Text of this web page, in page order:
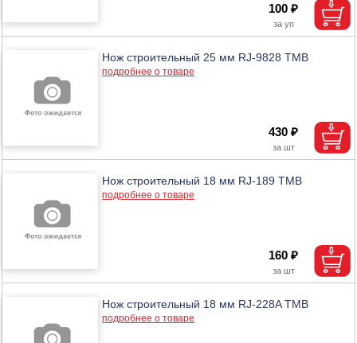
100 ₽
Нож строительный 25 мм RJ-9828 ТМВ
подробнее о товаре
430 ₽
Нож строительный 18 мм RJ-189 ТМВ
подробнее о товаре
160 ₽
Нож строительный 18 мм RJ-228A ТМВ
подробнее о товаре